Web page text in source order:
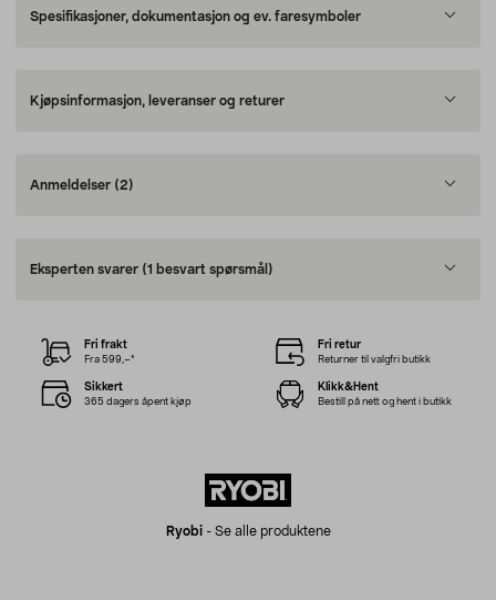
Spesifikasjoner, dokumentasjon og ev. faresymboler
Kjøpsinformasjon, leveranser og returer
Anmeldelser (2)
Eksperten svarer (1 besvart spørsmål)
Ryobi- Se alle produktene
Fri frakt
Fra 599,–*
Fri retur
Returner til valgfri butikk
Sikkert
365 dagers åpent kjøp
Klikk&Hent
Bestill på nett og hent i butikk